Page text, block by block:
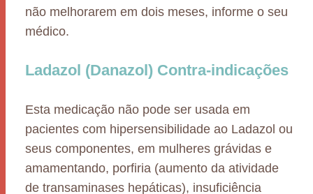
não melhorarem em dois meses, informe o seu
médico.
Ladazol (Danazol) Contra-indicações
Esta medicação não pode ser usada em
pacientes com hipersensibilidade ao Ladazol ou
seus componentes, em mulheres grávidas e
amamentando, porfiria (aumento da atividade
de transaminases hepáticas), insuficiência